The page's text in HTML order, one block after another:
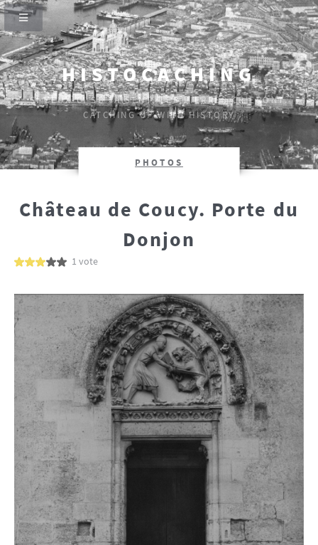
HISTOCACHING
SI CEUX-CI SE TAISENT, LES PIERRES CRIERONT.
CATCHING UP WITH HISTORY
PHOTOS
Château de Coucy. Porte du
Donjon
1 vote